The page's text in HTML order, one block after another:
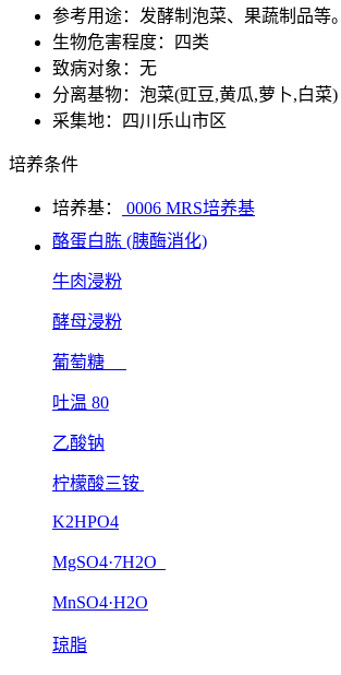
参考用途：发酵制泡菜、果蔬制品等。
生物危害程度：四类
致病对象：无
分离基物：泡菜(豇豆,黄瓜,萝卜,白菜)
采集地：四川乐山市区
培养条件
培养基：
0006 MRS培养基
酪蛋白胨 (胰酶消化)
牛肉浸粉
酵母浸粉
葡萄糖
吐温 80
乙酸钠
柠檬酸三铵
K2HPO4
MgSO4·7H2O
MnSO4·H2O
琼脂